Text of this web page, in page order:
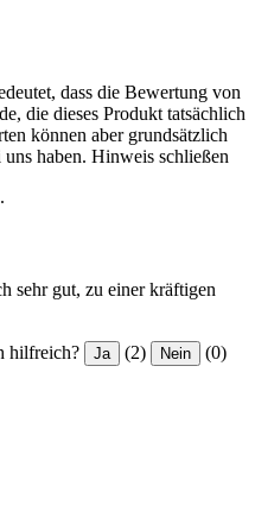
dass die Bewertung von
die dieses Produkt tatsächlich
können aber grundsätzlich
haben. Hinweis schließen
sehr gut, zu einer kräftigen
hilfreich? Ja (2) Nein (0)